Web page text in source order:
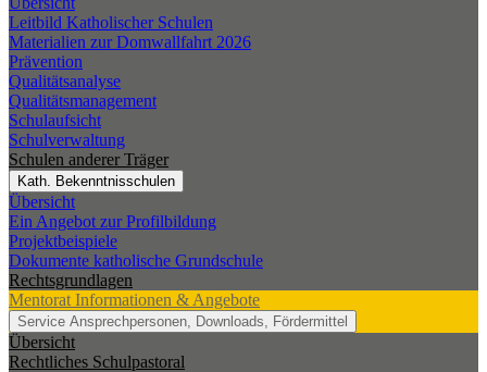
Leitbild Katholischer Schulen
Materialien zur Domwallfahrt 2026
Prävention
Qualitätsanalyse
Qualitätsmanagement
Schulaufsicht
Schulverwaltung
Schulen anderer Träger
Kath. Bekenntnisschulen
Übersicht
Ein Angebot zur Profilbildung
Projektbeispiele
Dokumente katholische Grundschule
Rechtsgrundlagen
Mentorat Informationen & Angebote
Service Ansprechpersonen, Downloads, Fördermittel
Übersicht
Rechtliches Schulpastoral